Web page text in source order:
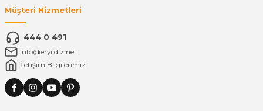
Müşteri Hizmetleri
444 0 491
info@eryildiz.net
İletişim Bilgilerimiz